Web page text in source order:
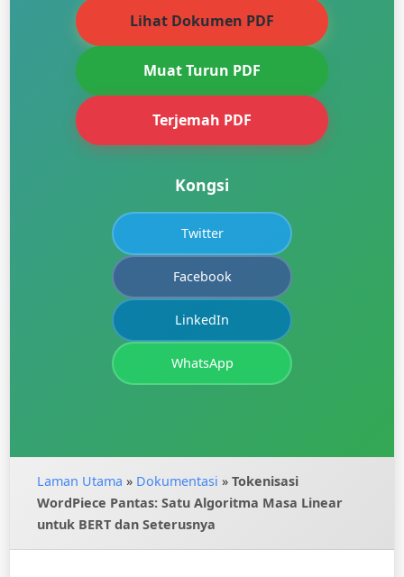
Lihat Dokumen PDF
Muat Turun PDF
Terjemah PDF
Kongsi
Twitter
Facebook
LinkedIn
WhatsApp
Laman Utama » Dokumentasi » Tokenisasi
WordPiece Pantas: Satu Algoritma Masa Linear
untuk BERT dan Seterusnya